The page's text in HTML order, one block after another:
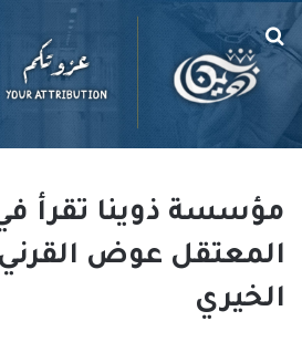
بحث
عن
مؤسسة ذوينا تقرأ في
المعتقل عوض
الخيري